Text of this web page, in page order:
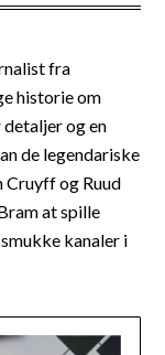
fra
historie om
og en
de legendariske
Cruyff og Ruud
at spille
kanaler i